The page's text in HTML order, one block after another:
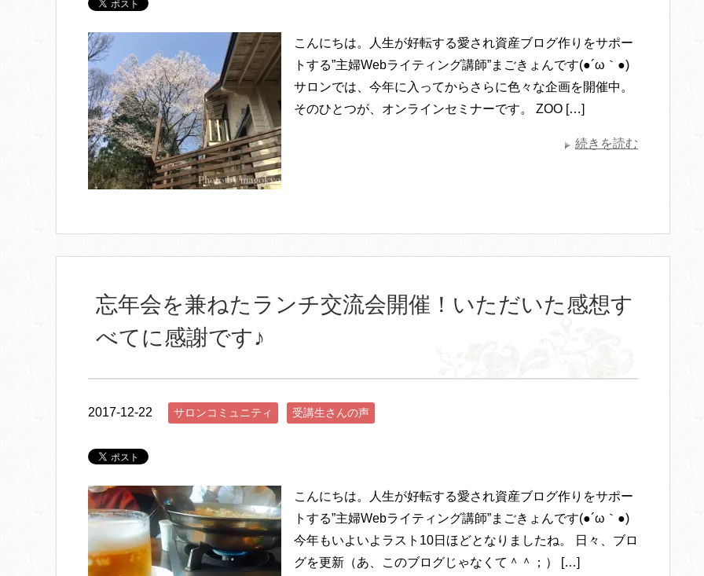
こんにちは。人生が好転する愛され資産ブログ作りをサポー
トする”主婦Webライティング講師”まごきょんです(●´ω｀●)
サロンでは、今年に入ってからさらに色々な企画を開催中。
そのひとつが、オンラインセミナーです。 ZOO […]
続きを読む
忘年会を兼ねたランチ交流会開催！いただいた感想す
べてに感謝です♪
2017-12-22 サロンコミュニティ 受講生さんの声
こんにちは。人生が好転する愛され資産ブログ作りをサポー
トする”主婦Webライティング講師”まごきょんです(●´ω｀●)
今年もいよいよラスト10日ほどとなりましたね。 日々、ブロ
グを更新（あ、このブログじゃなくて＾＾；） […]